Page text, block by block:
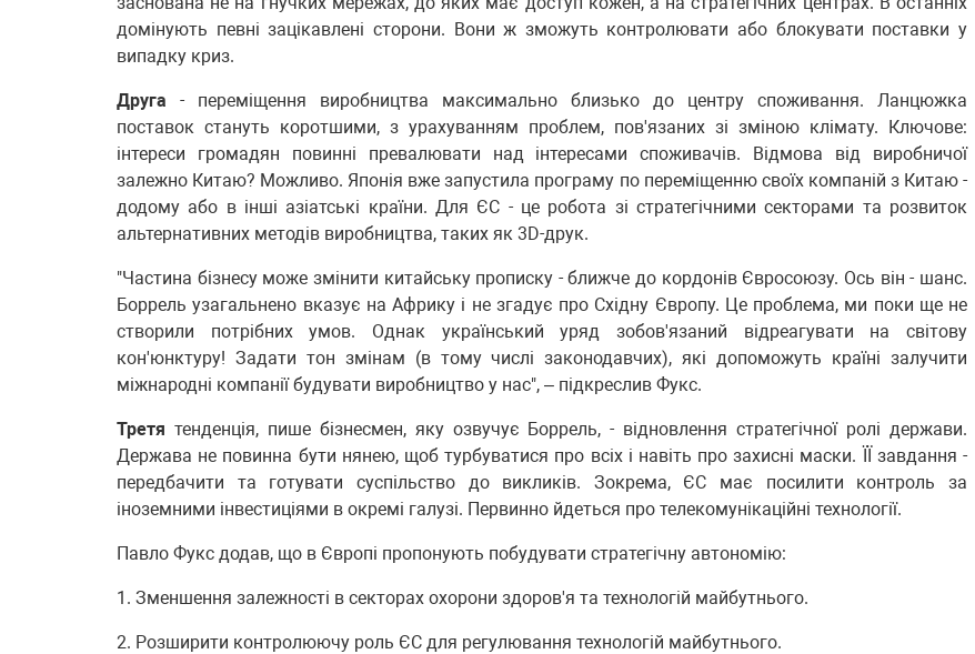
домінують певні зацікавлені сторони. Вони ж зможуть контролювати або блокувати поставки у
випадку криз.
Друга - переміщення виробництва максимально близько до центру споживання. Ланцюжка
поставок стануть коротшими, з урахуванням проблем, пов'язаних зі зміною клімату. Ключове:
інтереси громадян повинні превалювати над інтересами споживачів. Відмова від виробничої
залежно Китаю? Можливо. Японія вже запустила програму по переміщенню своїх компаній з Китаю -
додому або в інші азіатські країни. Для ЄС - це робота зі стратегічними секторами та розвиток
альтернативних методів виробництва, таких як 3D-друк.
"Частина бізнесу може змінити китайську прописку - ближче до кордонів Євросоюзу. Ось він - шанс.
Боррель узагальнено вказує на Африку і не згадує про Східну Європу. Це проблема, ми поки ще не
створили потрібних умов. Однак український уряд зобов'язаний відреагувати на світову
кон'юнктуру! Задати тон змінам (в тому числі законодавчих), які допоможуть країні залучити
міжнародні компанії будувати виробництво у нас", – підкреслив Фукс.
Третя тенденція, пише бізнесмен, яку озвучує Боррель, - відновлення стратегічної ролі держави.
Держава не повинна бути нянею, щоб турбуватися про всіх і навіть про захисні маски. ЇЇ завдання -
передбачити та готувати суспільство до викликів. Зокрема, ЄС має посилити контроль за
іноземними інвестиціями в окремі галузі. Первинно йдеться про телекомунікаційні технології.
Павло Фукс додав, що в Європі пропонують побудувати стратегічну автономію:
1. Зменшення залежності в секторах охорони здоров'я та технологій майбутнього.
2. Розширити контролюючу роль ЄС для регулювання технологій майбутнього.